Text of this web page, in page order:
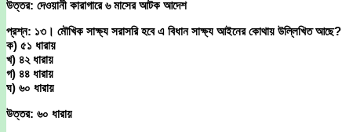
উত্তর: দেওয়ানী কারাগারে ৬ মাসের আটক আদেশ
প্রশ্ন: ১৩। মৌখিক সাক্ষ্য সরাসরি হবে এ বিধান সাক্ষ্য আইনের কোথায় উল্লিখিত আছে?
ক) ৫১ ধারায়
খ) ৪২ ধারায়
গ) ৪৪ ধারায়
ঘ) ৬০ ধারায়
উত্তর: ৬০ ধারায়